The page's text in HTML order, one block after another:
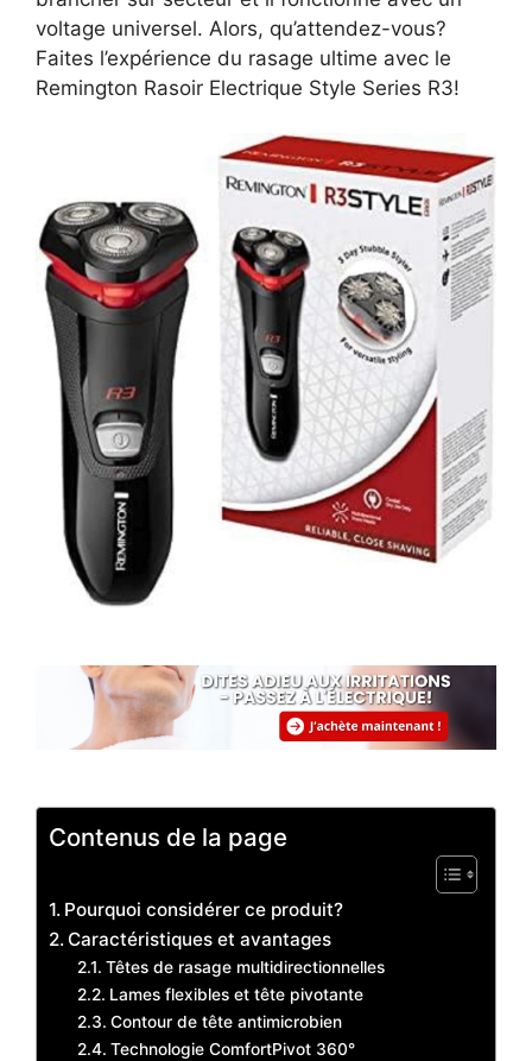
voltage universel. Alors, qu’attendez-vous?
Faites l’expérience du rasage ultime avec le
Remington Rasoir Electrique Style Series R3!
Contenus de la page
Pourquoi considérer ce produit?
Caractéristiques et avantages
Têtes de rasage multidirectionnelles
Lames flexibles et tête pivotante
Contour de tête antimicrobien
Technologie ComfortPivot 360°